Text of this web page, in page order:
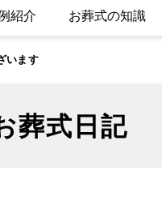
紹介 お葬式の知識
います
葬式日記